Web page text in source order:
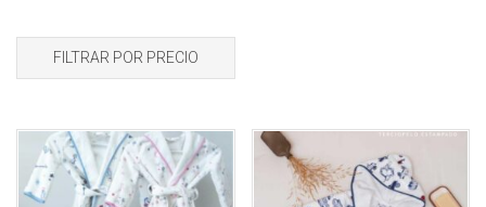
FILTRAR POR PRECIO